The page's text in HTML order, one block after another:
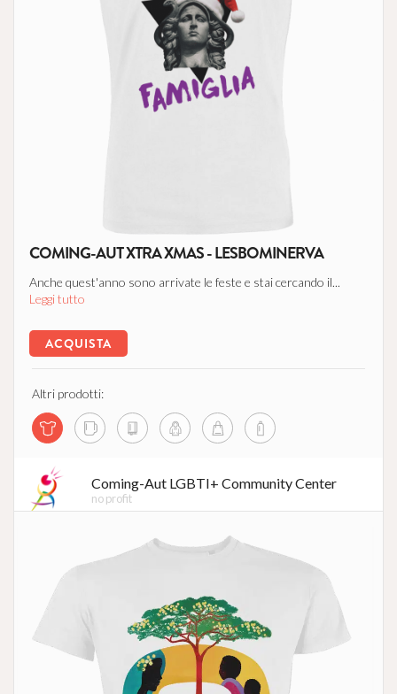
COMING-AUT XTRA XMAS - LESBOMINERVA
Anche quest'anno sono arrivate le feste e stai cercando il...
Leggi tutto
ACQUISTA
Altri prodotti:
Coming-Aut LGBTI+ Community Center
no profit